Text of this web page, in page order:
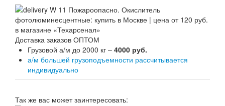
Доставка заказов ОПТОМ
Грузовой а/м до 2000 кг – 4000 руб.
а/м большей грузоподъемности рассчитывается
индивидуально
Так же вас может заинтересовать: